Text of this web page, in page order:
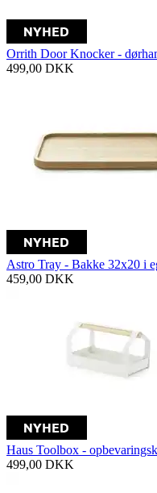
Orrith Door Knocker -
499,00 DKK
Astro Tray - Bakke 32x20 i
459,00 DKK
Haus Toolbox -
499,00 DKK